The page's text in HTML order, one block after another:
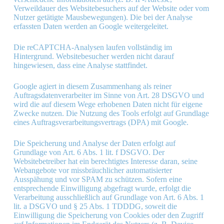
Verweildauer des Websitebesuchers auf der Website oder vom
Nutzer getätigte Mausbewegungen). Die bei der Analyse
erfassten Daten werden an Google weitergeleitet.
Die reCAPTCHA-Analysen laufen vollständig im
Hintergrund. Websitebesucher werden nicht darauf
hingewiesen, dass eine Analyse stattfindet.
Google agiert in diesem Zusammenhang als reiner
Auftragsdatenverarbeiter im Sinne von Art. 28 DSGVO und
wird die auf diesem Wege erhobenen Daten nicht für eigene
Zwecke nutzen. Die Nutzung des Tools erfolgt auf Grundlage
eines Auftragsverarbeitungsvertrags (DPA) mit Google.
Die Speicherung und Analyse der Daten erfolgt auf
Grundlage von Art. 6 Abs. 1 lit. f DSGVO. Der
Websitebetreiber hat ein berechtigtes Interesse daran, seine
Webangebote vor missbräuchlicher automatisierter
Ausspähung und vor SPAM zu schützen. Sofern eine
entsprechende Einwilligung abgefragt wurde, erfolgt die
Verarbeitung ausschließlich auf Grundlage von Art. 6 Abs. 1
lit. a DSGVO und § 25 Abs. 1 TDDDG, soweit die
Einwilligung die Speicherung von Cookies oder den Zugriff